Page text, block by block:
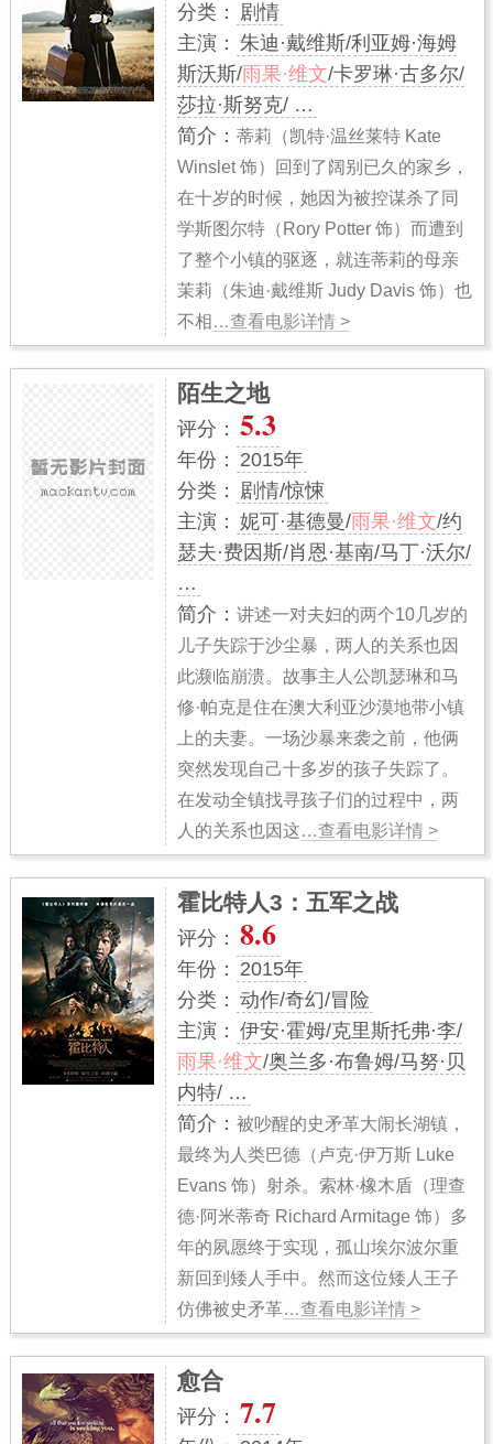
分类： 剧情
主演： 朱迪·戴维斯/利亚姆·海姆
斯沃斯/雨果·维文/卡罗琳·古多尔/
莎拉·斯努克/ …
简介： 蒂莉（凯特·温丝莱特 Kate
Winslet 饰）回到了阔别已久的家乡，
在十岁的时候，她因为被控谋杀了同
学斯图尔特（Rory Potter 饰）而遭到
了整个小镇的驱逐，就连蒂莉的母亲
茉莉（朱迪·戴维斯 Judy Davis 饰）也
不相 …查看电影详情 >
陌生之地
评分： 5.3
年份： 2015年
分类： 剧情/惊悚
主演： 妮可·基德曼/雨果·维文/约
瑟夫·费因斯/肖恩·基南/马丁·沃尔/
…
简介： 讲述一对夫妇的两个10几岁的
儿子失踪于沙尘暴，两人的关系也因
此濒临崩溃。故事主人公凯瑟琳和马
修·帕克是住在澳大利亚沙漠地带小镇
上的夫妻。一场沙暴来袭之前，他俩
突然发现自己十多岁的孩子失踪了。
在发动全镇找寻孩子们的过程中，两
人的关系也因这…查看电影详情 >
霍比特人3：五军之战
评分： 8.6
年份： 2015年
分类： 动作/奇幻/冒险
主演： 伊安·霍姆/克里斯托弗·李/
雨果·维文/奥兰多·布鲁姆/马努·贝
内特/ …
简介： 被吵醒的史矛革大闹长湖镇，
最终为人类巴德（卢克·伊万斯 Luke
Evans 饰）射杀。索林·橡木盾（理查
德·阿米蒂奇 Richard Armitage 饰）多
年的夙愿终于实现，孤山埃尔波尔重
新回到矮人手中。然而这位矮人王子
仿佛被史矛革…查看电影详情 >
愈合
评分： 7.7